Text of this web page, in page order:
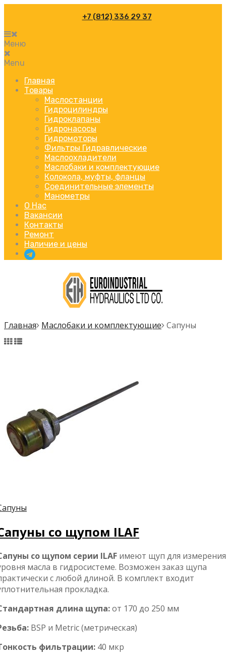
+7 (812) 336 29 37
Меню
Menu
Главная
Товары
Маслостанции
Гидроцилиндры
Гидроклапаны
Гидронасосы
Гидромоторы
Фильтры Гидравлические
Маслоохладители
Маслобаки и комплектующие
Колокола, муфты, фланцы
Соединительные элементы
Манометры
О Нас
Вакансии
Контакты
Ремонт
Наличие и цены
Главная Маслобаки и комплектующие Сапуны
со щупом ILAF
со щупом серии ILAF имеют щуп для измерения
масла в гидросистеме. Возможен заказ щупа
с любой длиной. В комплект входит
прокладка.
длина щупа:от 170 до 250 мм
BSP и Metric (метрическая)
фильтрации: 40 мкр